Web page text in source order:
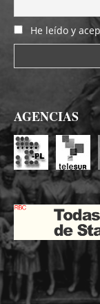
He leído y
AGENCIAS